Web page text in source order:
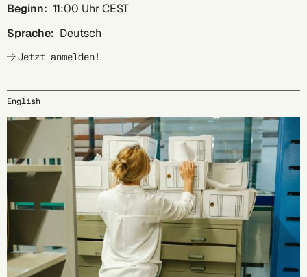
Beginn: 11:00 Uhr CEST
Sprache: Deutsch
Jetzt anmelden!
English
05.10.